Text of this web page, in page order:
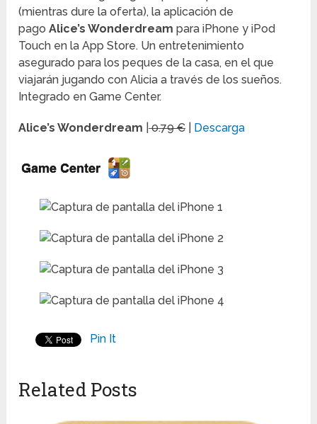
(mientras dure la oferta), la aplicación de
pagoAlice’s Wonderdreampara iPhone y iPod
Touch en la App Store. Un entretenimiento
asegurado para los peques de la casa, en el que
viajarán jugando con Alicia a través de los sueños.
Integrado en Game Center.
Alice’s Wonderdream |0.79 € Descarga
Pin It
Related Posts